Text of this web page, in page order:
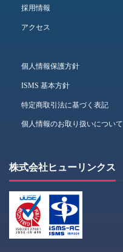
採用情報
アクセス
個人情報保護方針
ISMS 基本方針
特定商取引法に基づく表記
個人情報のお取り扱いについて
株式会社ヒューリンクス